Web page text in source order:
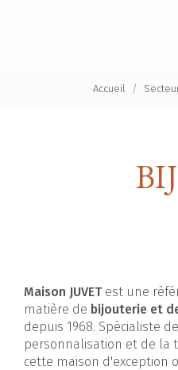
Accueil
Maison JUVETest une
matière de bijouterie et
depuis 1968. Spécialiste
personnalisation et de la
cette maison d'exception